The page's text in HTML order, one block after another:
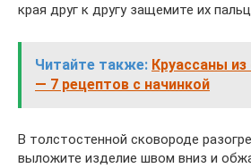
края друг к другу защемите их
Читайте также: Круассаны
— 7 рецептов с начинкой
В толстостенной сковороде
выложите изделие швом вниз и